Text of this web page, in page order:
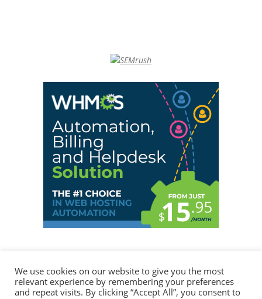
© 2026Jose Bernalte desde Valencia con♥
We use cookies on our website to give you the most
relevant experience by remembering your preferences
and repeat visits. By clicking “Accept All”, you consent to